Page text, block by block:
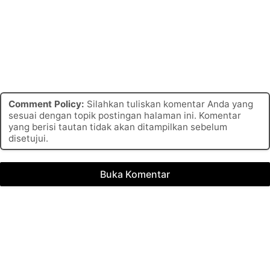
Comment Policy: Silahkan tuliskan komentar Anda yang
sesuai dengan topik postingan halaman ini. Komentar
yang berisi tautan tidak akan ditampilkan sebelum
disetujui.
Buka Komentar